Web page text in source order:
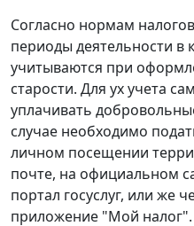
Согласно нормам
периоды деятельности в
учитываются при
старости. Для ух учета
уплачивать
случае необходимо
личном посещении
почте, на официальном
портал госуслуг, или же
приложение "Мой